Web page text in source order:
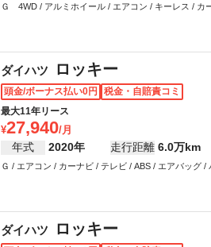
Ｇ 4WD / アルミホイール / エアコン / キーレス / カ
ダイハツ ロッキー
頭金/ボーナス払い0円
税金・自賠責コミ
最大11年リース
27,940
年式 2020年 走行距離 6.0万km
Ｇ / エアコン / カーナビ / テレビ / ABS / エアバッグ
ダイハツ ロッキー